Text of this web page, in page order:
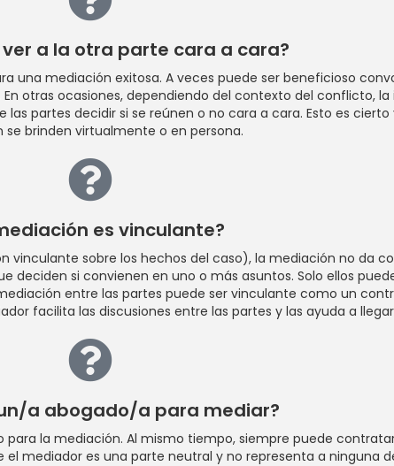
ver a la otra parte cara a cara?
una mediación exitosa. A veces puede ser beneficioso
otras ocasiones, dependiendo del contexto del conflicto,
partes decidir si se reúnen o no cara a cara. Esto es cierto
se brinden virtualmente o en persona.
es vinculante?
sobre los hechos del caso), la mediación no da
deciden si convienen en uno o más asuntos. Solo ellos
entre las partes puede ser vinculante como un
facilita las discusiones entre las partes y las ayuda a
a abogado/a para mediar?
la mediación. Al mismo tiempo, siempre puede
mediador es una parte neutral y no representa a ninguna